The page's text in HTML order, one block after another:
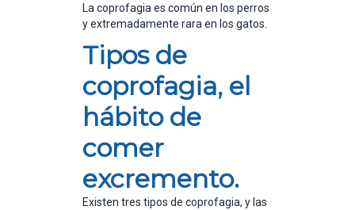
La coprofagia es común en los perros
y extremadamente rara en los gatos.
Tipos de
coprofagia, el
hábito de
comer
excremento.
Existen tres tipos de coprofagia, y las